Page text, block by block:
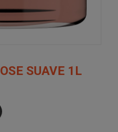
SUAVE 1L